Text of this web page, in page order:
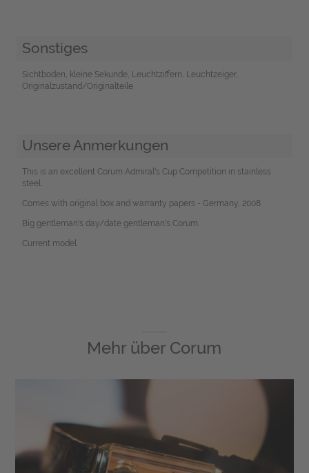
Sonstiges
Sichtboden, kleine Sekunde, Leuchtziffern, Leuchtzeiger,
Originalzustand/Originalteile
Unsere Anmerkungen
This is an excellent Corum Admiral's Cup Competition in stainless
steel.
Comes with original box and warranty papers - Germany, 2008.
Big gentleman's day/date gentleman's Corum.
Current model.
Mehr über Corum